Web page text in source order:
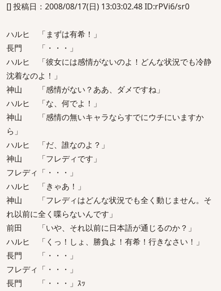
[] 投稿日：2008/08/17(日) 13:03:02.48 ID:rPVi6/sr0
ハルヒ 「まずは有希！」
長門 「・・・」
ハルヒ 「彼女には感情がないのよ！どんな状況でも冷静
沈着なのよ！」
神山 「感情がない？ああ、ダメですね」
ハルヒ 「な、何でよ！」
神山 「感情の無いキャラならすでにウチにいますか
ら」
ハルヒ 「だ、誰なのよ？」
神山 「フレディです」
フレディ「・・・」
ハルヒ 「きゃあ！」
神山 「フレディはどんな状況でも全く動じません。そ
れ以前に全く喋らないんです」
前田 「いや、それ以前に日本語が通じるのか？」
ハルヒ 「くっ！しょ、勝負よ！有希！行きなさい！」
長門 「・・・」
フレディ「・・・」
長門 「・・・」ｽｯ